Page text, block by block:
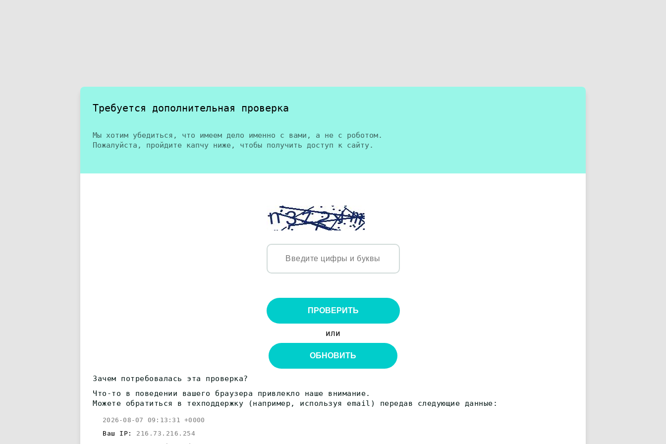
Требуется дополнительная проверка
Мы хотим убедиться, что имеем дело именно с вами, а не с роботом.
Пожалуйста, пройдите капчу ниже, чтобы получить доступ к сайту.
ПРОВЕРИТЬ
или
ОБНОВИТЬ
Зачем потребовалась эта проверка?
Что-то в поведении вашего браузера привлекло наше внимание.
Можете обратиться в техподдержку (например, используя email) передав следующие данные:
2026-08-07 09:13:31 +0000
Ваш IP: 216.73.216.254